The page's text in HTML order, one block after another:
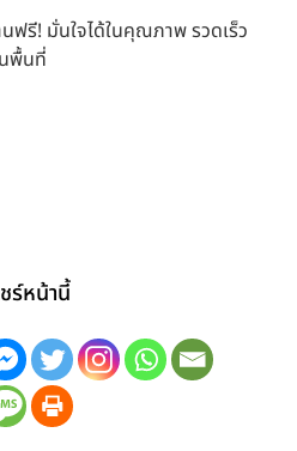
ฟรี! มั่นใจได้ในคุณภาพ รวดเร็ว
พื้นที่
ร์หน้านี้